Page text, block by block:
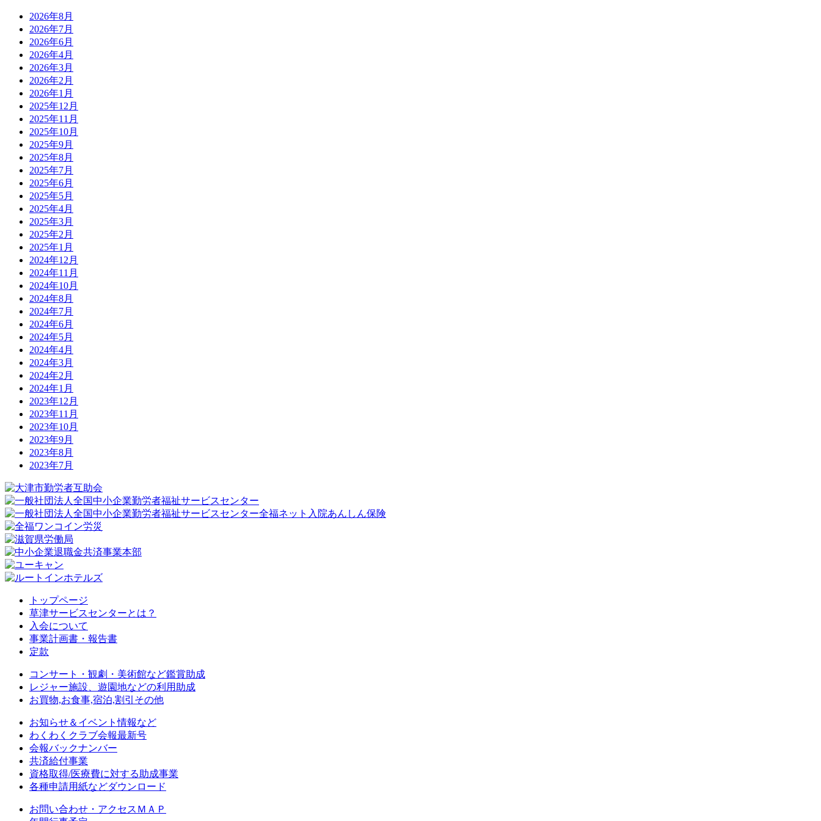
2026年8月
2026年7月
2026年6月
2026年4月
2026年3月
2026年2月
2026年1月
2025年12月
2025年11月
2025年10月
2025年9月
2025年8月
2025年7月
2025年6月
2025年5月
2025年4月
2025年3月
2025年2月
2025年1月
2024年12月
2024年11月
2024年10月
2024年8月
2024年7月
2024年6月
2024年5月
2024年4月
2024年3月
2024年2月
2024年1月
2023年12月
2023年11月
2023年10月
2023年9月
2023年8月
2023年7月
トップページ
草津サービスセンターとは？
入会について
事業計画書・報告書
定款
コンサート・観劇・美術館など鑑賞助成
レジャー施設、遊園地などの利用助成
お買物,お食事,宿泊,割引その他
お知らせ＆イベント情報など
わくわくクラブ会報最新号
会報バックナンバー
共済給付事業
資格取得/医療費に対する助成事業
各種申請用紙などダウンロード
お問い合わせ・アクセスＭＡＰ